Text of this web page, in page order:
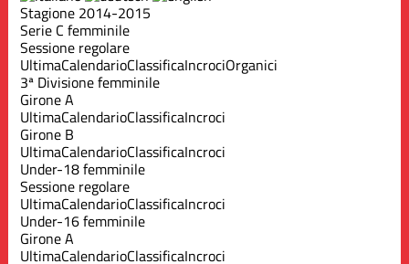
Stagione 2014-2015
Serie C femminile
Sessione regolare
UltimaCalendarioClassificaIncrociOrganici
3ª Divisione femminile
Girone A
UltimaCalendarioClassificaIncroci
Girone B
UltimaCalendarioClassificaIncroci
Under-18 femminile
Sessione regolare
UltimaCalendarioClassificaIncroci
Under-16 femminile
Girone A
UltimaCalendarioClassificaIncroci